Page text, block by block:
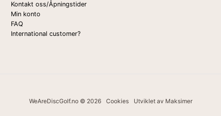
Kontakt oss/Åpningstider
Min konto
FAQ
International customer?
WeAreDiscGolf.no © 2026 Cookies Utviklet av Maksimer